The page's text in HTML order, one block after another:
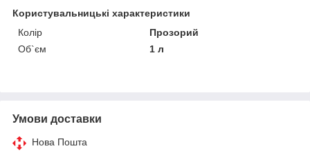
Користувальницькі характеристики
Колір
Прозорий
Об`єм
1 л
Умови доставки
Нова Пошта